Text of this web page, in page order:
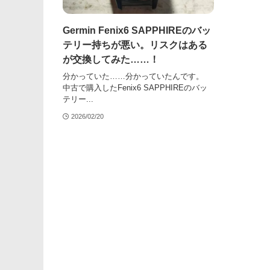
Germin Fenix6 SAPPHIREのバッ
テリー持ちが悪い。リスクはある
が交換してみた……！
分かっていた……分かっていたんです。
中古で購入したFenix6 SAPPHIREのバッ
テリー...
2026/02/20